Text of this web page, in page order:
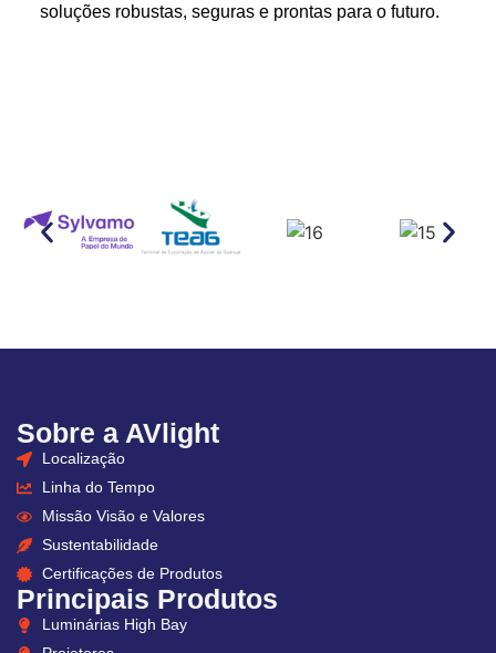
soluções robustas, seguras e prontas para o futuro.
Sobre a AVlight
Localização
Linha do Tempo
Missão Visão e Valores
Sustentabilidade
Certificações de Produtos
Principais Produtos
Luminárias High Bay